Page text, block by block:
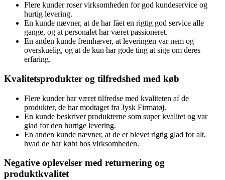
Flere kunder roser virksomheden for god kundeservice og
hurtig levering.
En kunde nævner, at de har fået en rigtig god service alle
gange, og at personalet har været passioneret.
En anden kunde fremhæver, at leveringen var nem og
overskuelig, og at de kun har gode ting at sige om deres
erfaring.
Kvalitetsprodukter og tilfredshed med køb
Flere kunder har været tilfredse med kvaliteten af de
produkter, de har modtaget fra Jysk Firmatøj.
En kunde beskriver produkterne som super kvalitet og var
glad for den hurtige levering.
En anden kunde nævner, at de er blevet rigtig glad for alt,
hvad de har købt hos virksomheden.
Negative oplevelser med returnering og
produktkvalitet